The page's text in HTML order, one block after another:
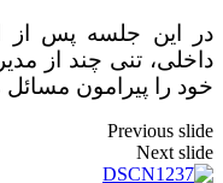
در این جلسه پس از
داخلی، تنی چند از
خود را پیرامون
Previous slide
Next slide